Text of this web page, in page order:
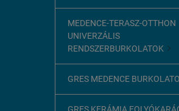
MEDENCE-TERASZ-OTTHON
UNIVERZÁLIS
RENDSZERBURKOLATOK 
GRES MEDENCE